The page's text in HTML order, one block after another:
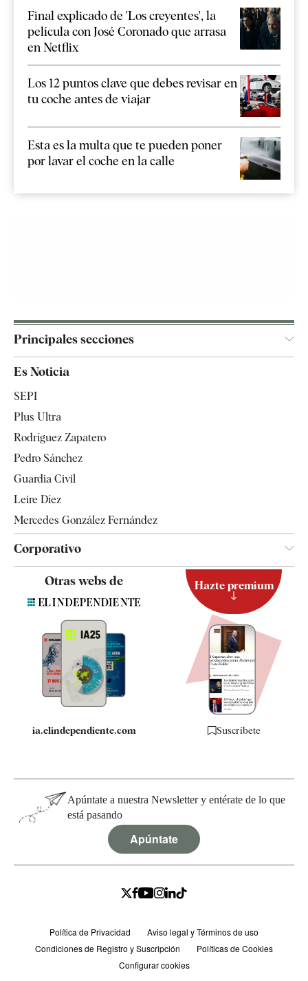
Final explicado de 'Los creyentes', la
película con José Coronado que arrasa
en Netflix
Los 12 puntos clave que debes revisar en
tu coche antes de viajar
Esta es la multa que te pueden poner
por lavar el coche en la calle
Principales secciones
Televisión
Es Noticia
SEPI
Plus Ultra
Rodríguez Zapatero
Pedro Sánchez
Guardia Civil
Leire Díez
Mercedes González Fernández
Corporativo
Quiénes somos
Especificaciones
Otras webs de
ia.elindependiente.com
Hazte premium
Suscríbete
Apúntate a nuestra Newsletter y entérate de lo que
está pasando
Apúntate
Política de Privacidad
Aviso legal y Términos de uso
Condiciones de Registro y Suscripción
Políticas de Cookies
Configurar cookies